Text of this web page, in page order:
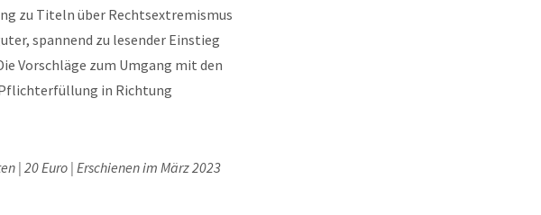
zu Titeln über Rechtsextremismus
spannend zu lesender Einstieg
Vorschläge zum Umgang mit den
Pflichterfüllung in Richtung
| 20 Euro | Erschienen im März 2023